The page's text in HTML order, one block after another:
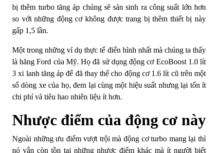
bị thêm turbo tăng áp chúng sẽ sản sinh ra công suất lớn hơn
so với những động cơ không được trang bị thêm thiết bị này
gấp 1,5 lần.
Một trong những ví dụ thực tế điển hình nhất mà chúng ta thấy
là hãng Ford của Mỹ. Họ đã sử dụng động cơ EcoBoost 1.0 lít
3 xi lanh tăng áp để đã thay thế cho động cơ 1.6 lít cũ trên một
số dòng xe của họ, đem lại cùng một hiệu suất nhưng lại tốn ít
chi phí và tiêu hao nhiên liệu ít hơn.
Nhược điểm của động cơ này
Ngoài những ưu điểm vượt trội mà động cơ turbo mang lại thì
nó vẫn còn tồn tại những nhược điểm khác mà ít người biết